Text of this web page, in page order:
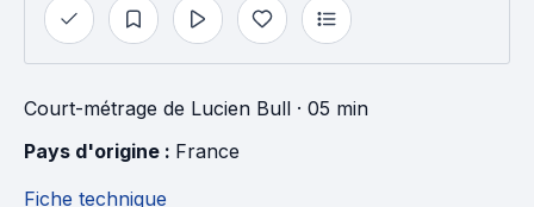
Court-métrage de Lucien Bull · 05 min
Pays d'origine : France
Fiche technique